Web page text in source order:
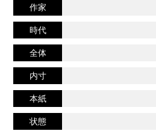
作家
時代
全体
内寸
本紙
状態